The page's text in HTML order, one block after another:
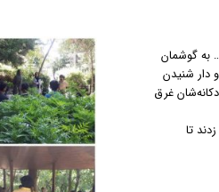
به گوشمان
دار شنیدن
غرق
تا